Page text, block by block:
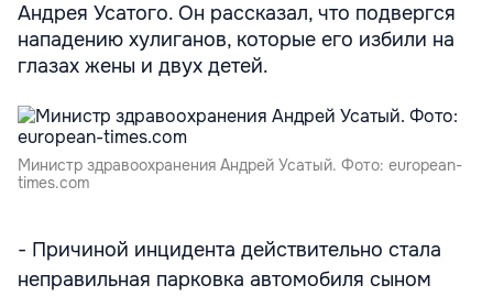
Андрея Усатого. Он рассказал, что подвергся
нападению хулиганов, которые его избили на
глазах жены и двух детей.
Министр здравоохранения Андрей Усатый. Фото: european-
times.com
- Причиной инцидента действительно стала
неправильная парковка автомобиля сыном